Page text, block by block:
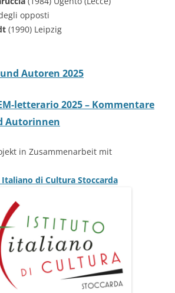
opposti
(1990) Leipzig
Autoren 2025
letterario 2025 – Kommentare
Autorinnen
in Zusammenarbeit mit
di Cultura Stoccarda